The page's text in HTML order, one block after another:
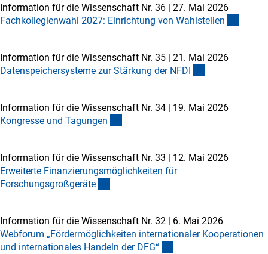
Information für die Wissenschaft Nr. 36 | 27. Mai 2026
Fachkollegienwahl 2027: Einrichtung von Wahlstellen
Information für die Wissenschaft Nr. 35 | 21. Mai 2026
Datenspeichersysteme zur Stärkung der NFDI
Information für die Wissenschaft Nr. 34 | 19. Mai 2026
Kongresse und Tagungen
Information für die Wissenschaft Nr. 33 | 12. Mai 2026
Erweiterte Finanzierungsmöglichkeiten für
Forschungsgroßgeräte
Information für die Wissenschaft Nr. 32 | 6. Mai 2026
Webforum „Fördermöglichkeiten internationaler Kooperationen
und internationales Handeln der DFG“